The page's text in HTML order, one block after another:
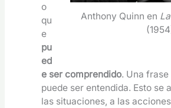
Anthony Quinn en
o
qu
e
pu
ed
e ser comprendido. Una
puede ser entendida. Esto se
las situaciones, a las